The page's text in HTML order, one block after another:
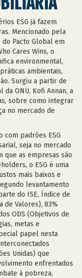
ESG já fazem
Mencionado pela
Pacto Global em
Cares Wins, o
environmental,
ambientais,
Surgiu a partir de
ONU, Kofi Annan, a
sobre como integrar
no mercado de
com padrões ESG
seja no mercado
que as empresas são
o ESG é uma
mais baixos e
levantamento
do ISE, Índice de
de Valores), 83%
ODS (Objetivos de
metas e
papel nesta
Unidas) que
enfrentados
à pobreza,